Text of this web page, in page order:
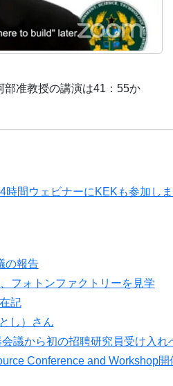
部准教授の講演は41：55か
時間ウェビナーにKEKも参加し
の報告
フォトンファクトリーを見学
記
し）さん
議から初の招聘研究員受け入れ
Conference and Workshop開